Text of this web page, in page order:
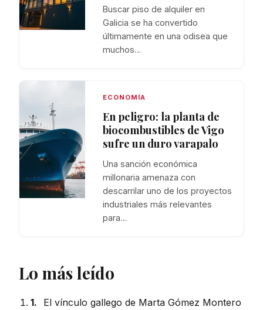
Buscar piso de alquiler en
Galicia se ha convertido
últimamente en una odisea que
muchos…
ECONOMÍA
En peligro: la planta de
biocombustibles de Vigo
sufre un duro varapalo
Una sanción económica
millonaria amenaza con
descarrilar uno de los proyectos
industriales más relevantes
para…
Lo más leído
1.
El vínculo gallego de Marta Gómez Montero